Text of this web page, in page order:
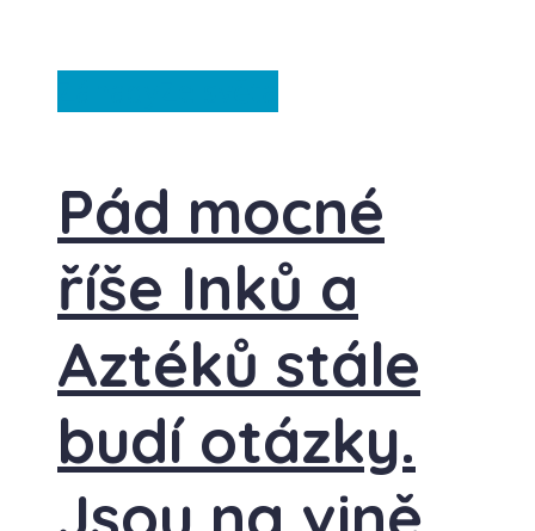
Pád mocné
říše Inků a
Aztéků stále
budí otázky.